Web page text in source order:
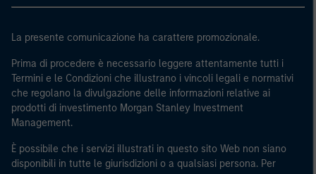
La presente comunicazione ha carattere promozionale.
Prima di procedere è necessario leggere attentamente tutti i
Termini e le Condizioni che illustrano i vincoli legali e normativi
che regolano la divulgazione delle informazioni relative ai
prodotti di investimento Morgan Stanley Investment
Management.
È possibile che i servizi illustrati in questo sito Web non siano
disponibili in tutte le giurisdizioni o a qualsiasi persona. Per